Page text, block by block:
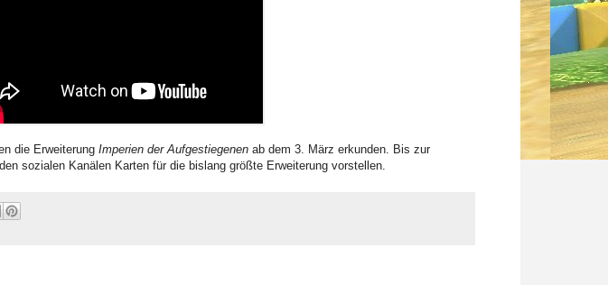
die Erweiterung Imperien der Aufgestiegenen ab dem 3. März erkunden. Bis zur
sozialen Kanälen Karten für die bislang größte Erweiterung vorstellen.